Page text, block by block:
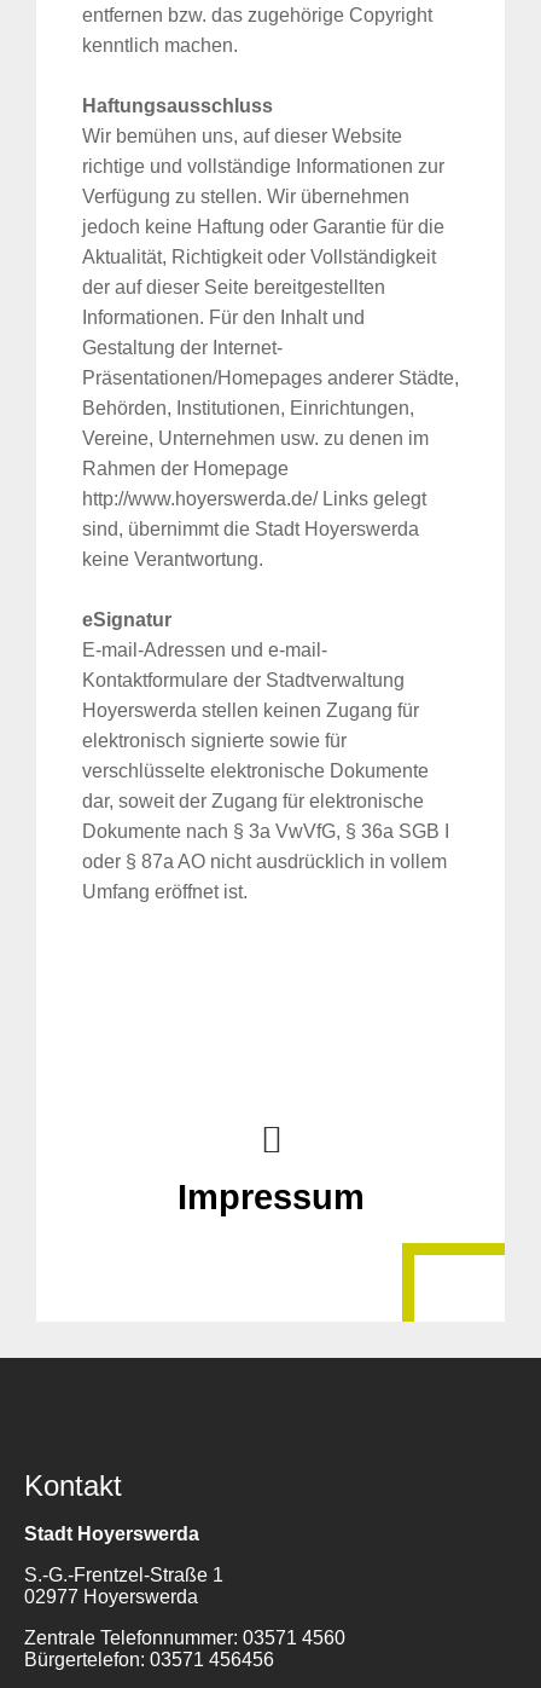
entfernen bzw. das zugehörige Copyright
kenntlich machen.
Haftungsausschluss
Wir bemühen uns, auf dieser Website
richtige und vollständige Informationen zur
Verfügung zu stellen. Wir übernehmen
jedoch keine Haftung oder Garantie für die
Aktualität, Richtigkeit oder Vollständigkeit
der auf dieser Seite bereitgestellten
Informationen. Für den Inhalt und
Gestaltung der Internet-
Präsentationen/Homepages anderer Städte,
Behörden, Institutionen, Einrichtungen,
Vereine, Unternehmen usw. zu denen im
Rahmen der Homepage
http://www.hoyerswerda.de/ Links gelegt
sind, übernimmt die Stadt Hoyerswerda
keine Verantwortung.
eSignatur
E-mail-Adressen und e-mail-
Kontaktformulare der Stadtverwaltung
Hoyerswerda stellen keinen Zugang für
elektronisch signierte sowie für
verschlüsselte elektronische Dokumente
dar, soweit der Zugang für elektronische
Dokumente nach § 3a VwVfG, § 36a SGB I
oder § 87a AO nicht ausdrücklich in vollem
Umfang eröffnet ist.
Impressum
Kontakt
Stadt Hoyerswerda
S.-G.-Frentzel-Straße 1
02977 Hoyerswerda
Zentrale Telefonnummer: 03571 4560
Bürgertelefon: 03571 456456